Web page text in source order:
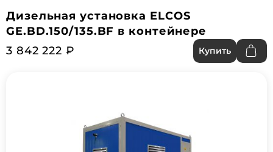
Дизельная установка ELCOS
GE.BD.150/135.BF в контейнере
3 842 222 ₽
Купить